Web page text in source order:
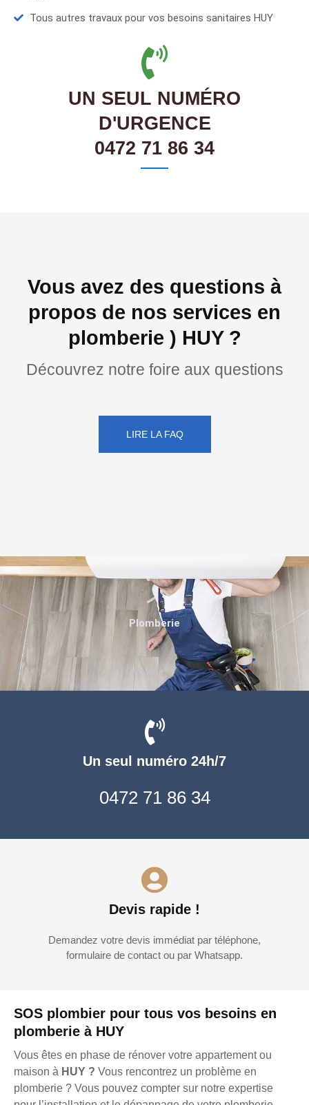
Tous autres travaux pour vos besoins sanitaires HUY
UN SEUL NUMÉRO
D'URGENCE
0472 71 86 34
Vous avez des questions à
propos de nos services en
plomberie ) HUY ?
Découvrez notre foire aux questions
LIRE LA FAQ
SOS plombier pour tous vos besoins en
plomberie à HUY
Vous êtes en phase de rénover votre appartement ou
maison à HUY ? Vous rencontrez un problème en
plomberie ? Vous pouvez compter sur notre expertise
Un seul numéro 24h/7
0472 71 86 34
Devis rapide !
Demandez votre devis immédiat par téléphone,
formulaire de contact ou par Whatsapp.
Plomberie